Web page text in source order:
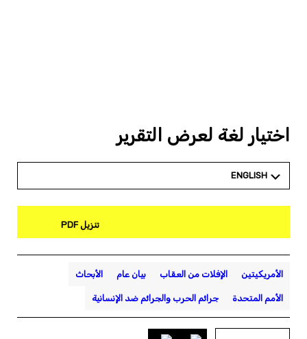
اختيار لغة لعرض التقرير
ENGLISH
تنزيل PDF
الأمريكيتين الإفلات من العقاب بيان عام الأبحاث
الأمم المتحدة جرائم الحرب والجرائم ضد الإنسانية